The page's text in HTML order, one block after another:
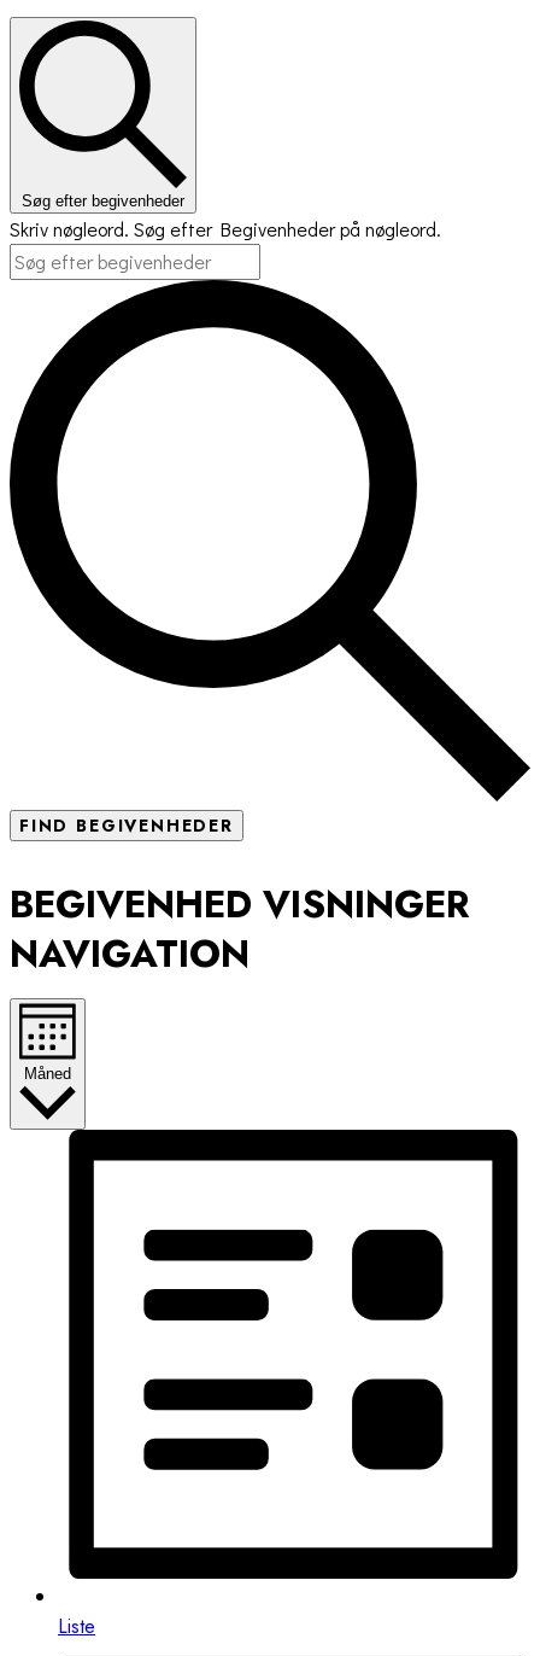
Søg efter begivenheder
Skriv nøgleord. Søg efter Begivenheder på nøgleord.
FIND BEGIVENHEDER
BEGIVENHED VISNINGER
NAVIGATION
Måned
Liste